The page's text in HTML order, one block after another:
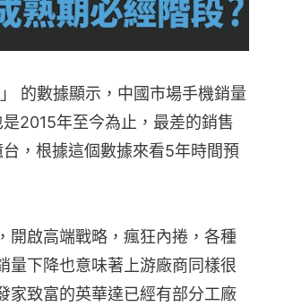
的數據顯示，中國市場手機銷量
2015年至今為止，最差的銷售
，根據這個數據來看5年時間預
開啟高端戰略，瘋狂內捲，各種
量下降也意味著上游廠商同樣很
家致富的英華達已經有部分工廠